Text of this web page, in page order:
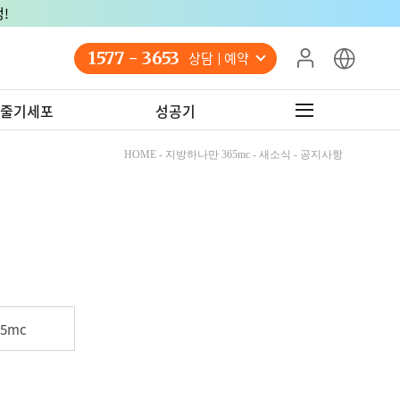
!
1577 - 3653 상담 예약
기세포 성공기
HOME - 지방하나만 365mc - 새소식 - 공지사항